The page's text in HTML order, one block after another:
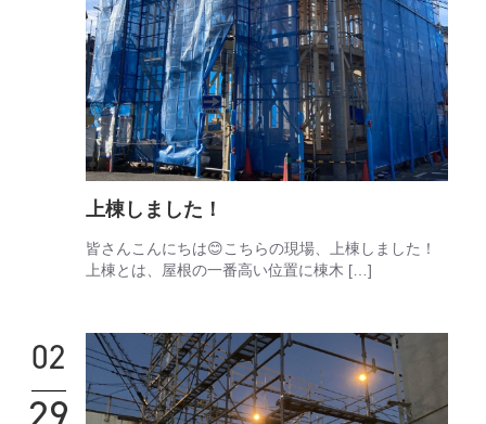
上棟しました！
皆さんこんにちは😊こちらの現場、上棟しました！
上棟とは、屋根の一番高い位置に棟木 […]
02